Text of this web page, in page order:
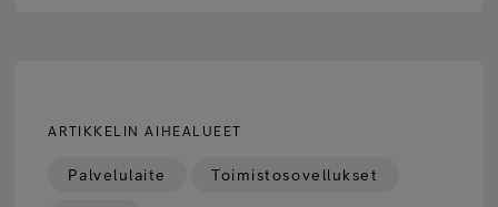
ARTIKKELIN AIHEALUEET
Palvelulaite Toimistosovellukset